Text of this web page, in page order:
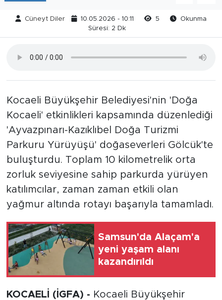
Cüneyt Diler 10.05.2026 - 10:11 5
Okunma
Süresi: 2 Dk
Kocaeli Büyükşehir Belediyesi'nin 'Doğa
Kocaeli' etkinlikleri kapsamında düzenlediği
'Ayvazpınarı-Kazıklıbel Doğa Turizmi
Parkuru Yürüyüşü' doğaseverleri Gölcük'te
buluşturdu. Toplam 10 kilometrelik orta
zorluk seviyesine sahip parkurda yürüyen
katılımcılar, zaman zaman etkili olan
yağmur altında rotayı başarıyla tamamladı.
Samsun'da Alaçam'a
yeni yaşam alanı
kazandırıldı
KOCAELİ (İGFA) - Kocaeli Büyükşehir